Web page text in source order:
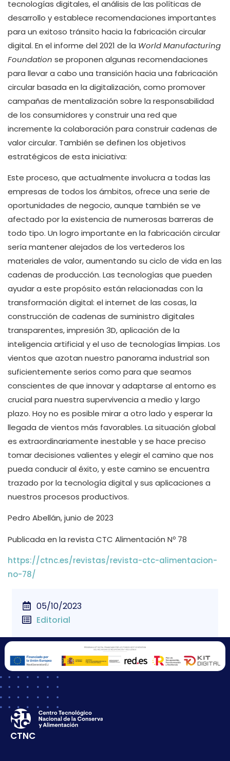
tecnologías digitales, el análisis de las políticas de
desarrollo y establece recomendaciones importantes
para un exitoso tránsito hacia la fabricación circular
digital. En el informe del 2021 de la World Manufacturing
Foundation se proponen algunas recomendaciones
para llevar a cabo una transición hacia una fabricación
circular basada en la digitalización, como promover
campañas de mentalización sobre la responsabilidad
de los consumidores y construir una red que
incremente la colaboración para construir cadenas de
valor circular. También se definen los objetivos
estratégicos de esta iniciativa:
Este proceso, que actualmente involucra a todas las
empresas de todos los ámbitos, ofrece una serie de
oportunidades de negocio, aunque también se ve
afectado por la existencia de numerosas barreras de
todo tipo. Un logro importante en la fabricación circular
sería mantener alejados de los vertederos los
materiales de valor, aumentando su ciclo de vida en las
cadenas de producción. Las tecnologías que pueden
ayudar a este propósito están relacionadas con la
transformación digital: el internet de las cosas, la
construcción de cadenas de suministro digitales
transparentes, impresión 3D, aplicación de la
inteligencia artificial y el uso de tecnologías limpias. Los
vientos que azotan nuestro panorama industrial son
suficientemente serios como para que seamos
conscientes de que innovar y adaptarse al entorno es
crucial para nuestra supervivencia a medio y largo
plazo. Hoy no es posible mirar a otro lado y esperar la
llegada de vientos más favorables. La situación global
es extraordinariamente inestable y se hace preciso
tomar decisiones valientes y elegir el camino que nos
pueda conducir al éxito, y este camino se encuentra
trazado por la tecnología digital y sus aplicaciones a
nuestros procesos productivos.
Pedro Abellán, junio de 2023
Publicada en la revista CTC Alimentación Nº 78
https://ctnc.es/revistas/revista-ctc-alimentacion-
no-78/
05/10/2023
Editorial
CTNC